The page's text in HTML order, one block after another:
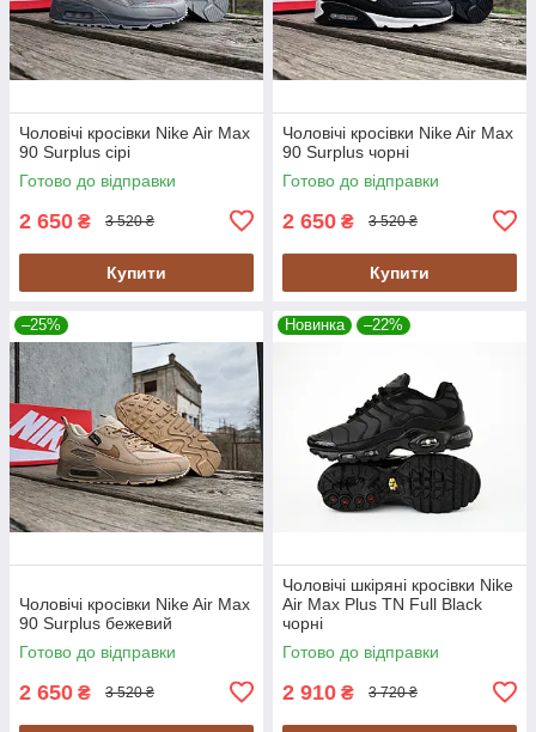
Чоловічі кросівки Nike Air Max
90 Surplus сірі
Готово до відправки
2 650 ₴ 3 520 ₴
Купити
Чоловічі кросівки Nike Air Max
90 Surplus чорні
Готово до відправки
2 650 ₴ 3 520 ₴
Купити
–25%
Чоловічі кросівки Nike Air Max
90 Surplus бежевий
Готово до відправки
2 650 ₴ 3 520 ₴
Новинка –22%
Чоловічі шкіряні кросівки Nike
Air Max Plus TN Full Black
чорні
Готово до відправки
2 910 ₴ 3 720 ₴